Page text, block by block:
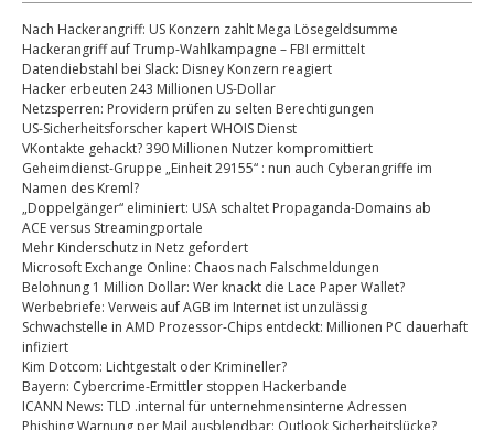
Nach Hackerangriff: US Konzern zahlt Mega Lösegeldsumme
Hackerangriff auf Trump-Wahlkampagne – FBI ermittelt
Datendiebstahl bei Slack: Disney Konzern reagiert
Hacker erbeuten 243 Millionen US-Dollar
Netzsperren: Providern prüfen zu selten Berechtigungen
US-Sicherheitsforscher kapert WHOIS Dienst
VKontakte gehackt? 390 Millionen Nutzer kompromittiert
Geheimdienst-Gruppe „Einheit 29155“ : nun auch Cyberangriffe im
Namen des Kreml?
„Doppelgänger“ eliminiert: USA schaltet Propaganda-Domains ab
ACE versus Streamingportale
Mehr Kinderschutz in Netz gefordert
Microsoft Exchange Online: Chaos nach Falschmeldungen
Belohnung 1 Million Dollar: Wer knackt die Lace Paper Wallet?
Werbebriefe: Verweis auf AGB im Internet ist unzulässig
Schwachstelle in AMD Prozessor-Chips entdeckt: Millionen PC dauerhaft
infiziert
Kim Dotcom: Lichtgestalt oder Krimineller?
Bayern: Cybercrime-Ermittler stoppen Hackerbande
ICANN News: TLD .internal für unternehmensinterne Adressen
Phishing Warnung per Mail ausblendbar: Outlook Sicherheitslücke?